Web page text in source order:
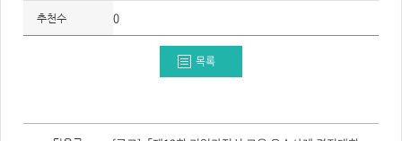
추천수 0
목록
이